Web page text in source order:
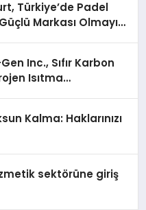
Türkiye’de Padel
Markası Olmayı
Inc., Sıfır Karbon
Isıtma
Kalma: Haklarınızı
sektörüne giriş